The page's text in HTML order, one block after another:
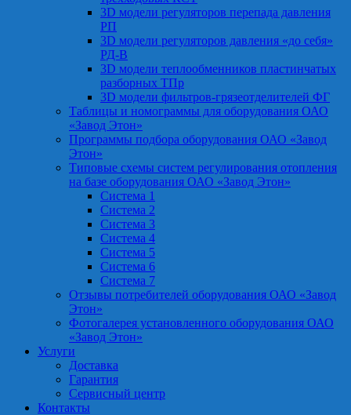
3D модели регуляторов перепада давления
РП
3D модели регуляторов давления «до себя»
РД-В
3D модели теплообменников пластинчатых
разборных ТПр
3D модели фильтров-грязеотделителей ФГ
Таблицы и номограммы для оборудования ОАО
«Завод Этон»
Программы подбора оборудования ОАО «Завод
Этон»
Типовые схемы систем регулирования отопления
на базе оборудования ОАО «Завод Этон»
Система 1
Система 2
Система 3
Система 4
Система 5
Система 6
Система 7
Отзывы потребителей оборудования ОАО «Завод
Этон»
Фотогалерея установленного оборудования ОАО
«Завод Этон»
Услуги
Доставка
Гарантия
Сервисный центр
Контакты